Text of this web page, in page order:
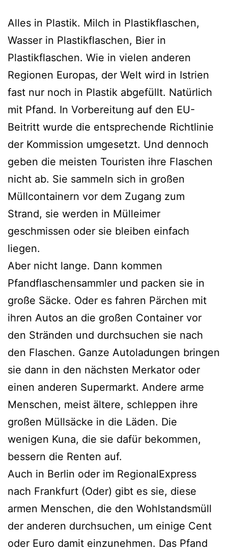
Alles in Plastik. Milch in Plastikflaschen,
Wasser in Plastikflaschen, Bier in
Plastikflaschen. Wie in vielen anderen
Regionen Europas, der Welt wird in Istrien
fast nur noch in Plastik abgefüllt. Natürlich
mit Pfand. In Vorbereitung auf den EU-
Beitritt wurde die entsprechende Richtlinie
der Kommission umgesetzt. Und dennoch
geben die meisten Touristen ihre Flaschen
nicht ab. Sie sammeln sich in großen
Müllcontainern vor dem Zugang zum
Strand, sie werden in Mülleimer
geschmissen oder sie bleiben einfach
liegen.
Aber nicht lange. Dann kommen
Pfandflaschensammler und packen sie in
große Säcke. Oder es fahren Pärchen mit
ihren Autos an die großen Container vor
den Stränden und durchsuchen sie nach
den Flaschen. Ganze Autoladungen bringen
sie dann in den nächsten Merkator oder
einen anderen Supermarkt. Andere arme
Menschen, meist ältere, schleppen ihre
großen Müllsäcke in die Läden. Die
wenigen Kuna, die sie dafür bekommen,
bessern die Renten auf.
Auch in Berlin oder im RegionalExpress
nach Frankfurt (Oder) gibt es sie, diese
armen Menschen, die den Wohlstandsmüll
der anderen durchsuchen, um einige Cent
oder Euro damit einzunehmen. Das Pfand